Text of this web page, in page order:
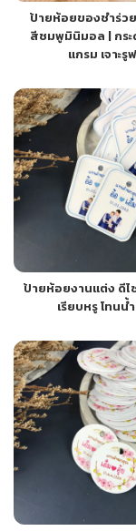
ป้ายห้อยของชำร่ว
สีชมพูมินิมอล | กระ
แกรม เจาะรู
ป้ายห้อยงานแต่ง ดี
เรียบหรู โทนน้